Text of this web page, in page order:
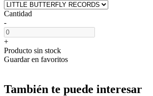
Cantidad
-
+
Producto sin stock
Guardar en favoritos
También te puede interesar